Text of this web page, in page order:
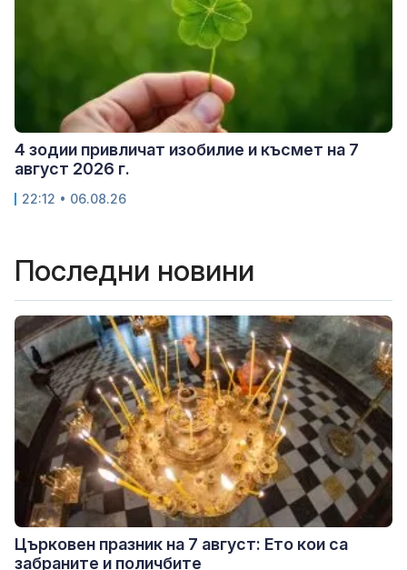
4 зодии привличат изобилие и късмет на 7
август 2026 г.
22:12 • 06.08.26
Последни новини
Църковен празник на 7 август: Ето кои са
забраните и поличбите